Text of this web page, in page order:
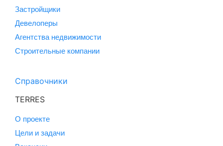
Застройщики
Девелоперы
Агентства недвижимости
Строительные компании
Справочники
TERRES
О проекте
Цели и задачи